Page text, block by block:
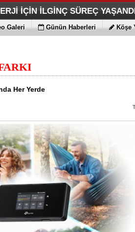
İÇİN İLGİNÇ SÜREÇ
SEVİYOR
GELDİLER
MAGIC V6VAR
Galeri Günün Haberleri Köşe
Her Yerde